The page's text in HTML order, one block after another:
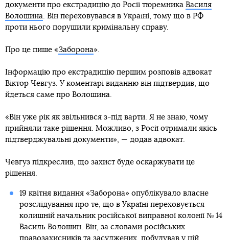
документи про екстрадицію до Росії тюремника Василя
Волошина . Він переховувався в Україні, тому що в РФ
проти нього порушили кримінальну справу.
Про це пише «Заборона».
Інформацію про екстрадицію першим розповів адвокат
Віктор Чевгуз. У коментарі виданню він підтвердив, що
йдеться саме про Волошина.
«Він уже рік як звільнився з-під варти. Я не знаю, чому
прийняли таке рішення. Можливо, з Росії отримали якісь
підтверджувальні документи», — додав адвокат.
Чевгуз підкреслив, що захист буде оскаржувати це
рішення.
19 квітня видання «Заборона» опублікувало власне
розслідування про те, що в Україні переховується
колишній начальник російської виправної колонії № 14
Василь Волошин. Він, за словами російських
правозахисників та засуджених, побудував у цій